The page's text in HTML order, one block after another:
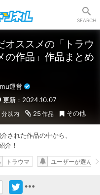
SEARCH
オススメの「トラウ
の作品」作品まとめ
運営
更新：2024.10.07
分以内 25作品 その他
された作品の中から、
介！
トラウマ ユーザーが選んだ